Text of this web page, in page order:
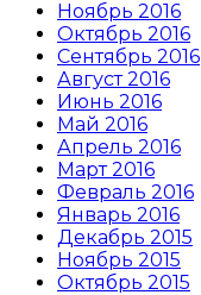
Ноябрь 2016
Октябрь 2016
Сентябрь 2016
Август 2016
Июнь 2016
Май 2016
Апрель 2016
Март 2016
Февраль 2016
Январь 2016
Декабрь 2015
Ноябрь 2015
Октябрь 2015